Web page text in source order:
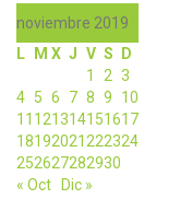
noviembre 2019
L
M X J V S
D
1
2 3
4 5 6 7 8 9
10
11 121314151617
18192021 222324
252627282930
« Oct
Dic »